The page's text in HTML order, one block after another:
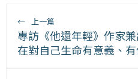
← 上一篇
專訪《他還年輕》作家
在對自己生命有意義、